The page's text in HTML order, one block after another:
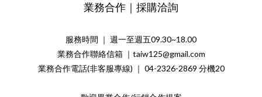
業務合作｜採購洽詢
服務時間 ｜ 週一至週五09.30~18.00
業務合作聯絡信箱 ｜taiw125@gmail.com
業務合作電話(非客服專線) ｜ 04-2326-2869 分機20